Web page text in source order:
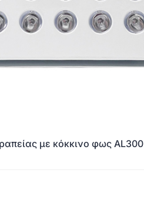
με κόκκινο φως AL300